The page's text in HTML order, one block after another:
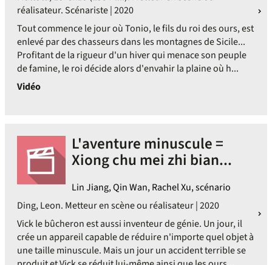
réalisateur. Scénariste | 2020
Tout commence le jour où Tonio, le fils du roi des ours, est
enlevé par des chasseurs dans les montagnes de Sicile...
Profitant de la rigueur d'un hiver qui menace son peuple
de famine, le roi décide alors d'envahir la plaine où h...
Vidéo
L'aventure minuscule =
Xiong chu mei zhi bian...
Lin Jiang, Qin Wan, Rachel Xu, scénario
Ding, Leon. Metteur en scène ou réalisateur | 2020
Vick le bûcheron est aussi inventeur de génie. Un jour, il
crée un appareil capable de réduire n'importe quel objet à
une taille minuscule. Mais un jour un accident terrible se